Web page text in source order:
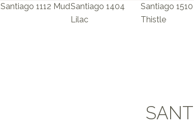
Santiago 1112 MudSantiago 1404
Lilac
Santiago 1510
Thistle